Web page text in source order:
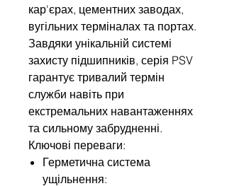
кар'єрах, цементних заводах,
вугільних терміналах та портах.
Завдяки унікальній системі
захисту підшипників, серія PSV
гарантує тривалий термін
служби навіть при
екстремальних навантаженнях
та сильному забрудненні.
Ключові переваги:
Герметична система
ущільнення: